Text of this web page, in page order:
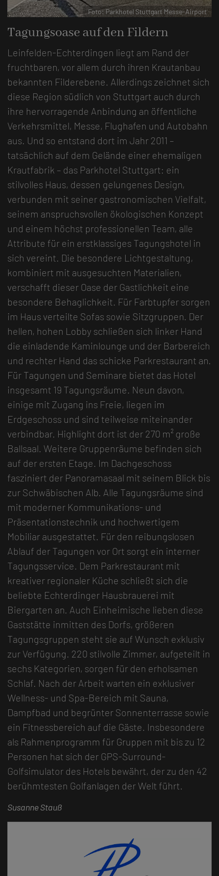
Airport Foto: Parkhotel Stuttgart Messe-
Tagungsoase auf den Fildern
Leinfelden-Echterdingen liegt am Rand der
fruchtbaren, vor allem durch ihren Krautanbau
bekannten Filderebene. Allerdings zeichnet sich
diese Region südlich von Stuttgart auch durch
ihre hervorragende Anbindung an öffentliche
Verkehrsmittel, Messe, Flughafen und Autobahn
aus. Und so entstand dort im Jahr 2011 –
tatsächlich auf dem Gelände einer ehemaligen
Krautfabrik – das Parkhotel Stuttgart: ein
stilvolles Haus, dessen gelungenes Design,
verbunden mit seiner gastronomischen Vielfalt,
seinem anspruchsvollen ökologischen Konzept
und einem höchst professionellen Team, alle
Attribute für ein erstklassiges Tagungshotel in
sich vereint. Die besondere Lichtgestaltung,
kombiniert mit ausgesuchten Materialien,
verschafft dieser Oase der Gastlichkeit eine
besondere Behaglichkeit. Für Farbtupfer sorgen
im Haus verteilte Sofas sowie Sitzgruppen. Der
hellen, hohen Lobby schließen sich linker Hand
die einladende Kaminlounge und der Barbereich
und rechter Hand das schicke Parkrestaurant an.
Für Tagungen und Seminare bietet das Hotel
insgesamt 19 Tagungsräume. Neun davon,
einige mit Zugang ins Freie, liegen im
Erdgeschoss und sind teilweise miteinander
verbindbar. Highlight dort ist der 270 m² große
Ballsaal. Weitere Gruppenräume befinden sich
auf der ersten Etage. Im Dachgeschoss
fasziniert der Panoramasaal mit seinem Blick bis
zur Schwäbischen Alb. Alle Tagungsräume sind
mit moderner Kommunikations- und
Präsentationstechnik und hochwertigem
Mobiliar ausgestattet. Für den reibungslosen
Ablauf der Tagungen vor Ort sorgt ein interner
Tagungsservice. Dem Parkrestaurant mit
kreativer regionaler Küche schließt sich die
beliebte Echterdinger Hausbrauerei mit
Biergarten an. Auch Einheimische lieben diese
Gaststätte inmitten des Dorfs, größeren
Tagungsgruppen steht sie auf Wunsch exklusiv
zur Verfügung. 220 stilvolle Zimmer, aufgeteilt in
sechs Kategorien, sorgen für den erholsamen
Schlaf. Nach der Arbeit warten ein exklusiver
Wellness- und Spa-Bereich mit Sauna,
Dampfbad und begrünter Sonnenterrasse sowie
ein Fitnessbereich auf die Gäste. Insbesondere
als Rahmenprogramm für Gruppen mit bis zu 12
Personen hat sich der GPS-Surround-
Golfsimulator des Hotels bewährt, der zu den 42
berühmtesten Golfanlagen der Welt führt.
Susanne Stauß